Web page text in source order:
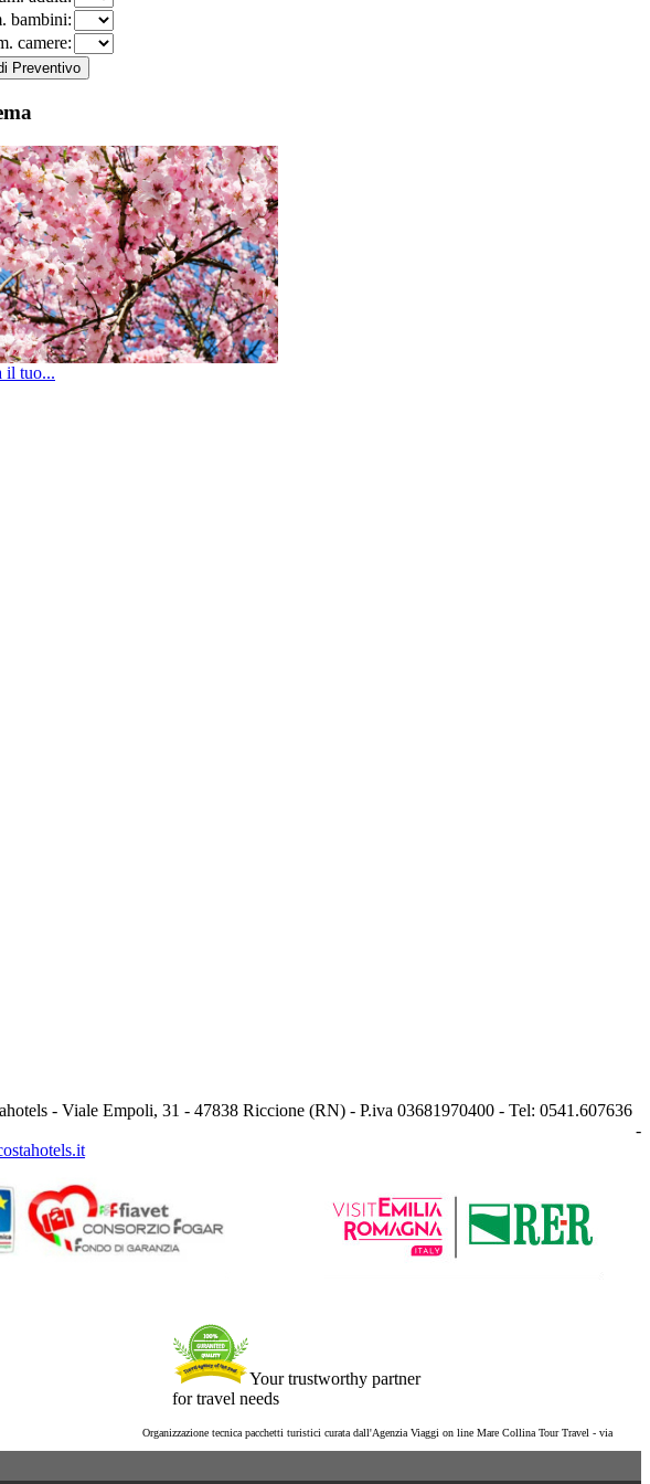
bambini:
camere:
il tuo...
Your trustworthy partner
for travel needs
- Viale Empoli, 31 - 47838 Riccione (RN) - P.iva 03681970400 - Tel: 0541.607636
-
Organizzazione tecnica pacchetti turistici curata dall'Agenzia Viaggi on line Mare Collina Tour Travel - via